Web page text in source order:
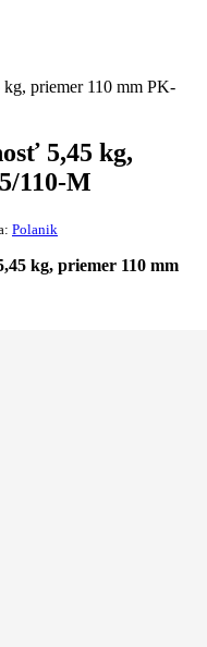
priemer 110 mm PK-
5,45 kg,
110-M
Polanik
kg, priemer 110 mm